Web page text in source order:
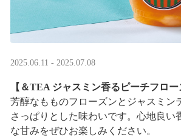
2025.06.11 - 2025.07.08
【＆TEA ジャスミン香るピーチフロー
芳醇なもものフローズンとジャスミン
さっぱりとした味わいです。心地良い
な甘みをぜひお楽しみください。